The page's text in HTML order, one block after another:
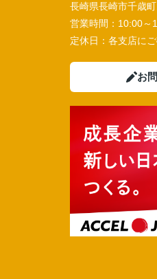
長崎県長崎市千歳
営業時間： 10:00～
定休日： 各支店にご
お